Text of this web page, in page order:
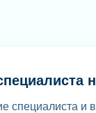
специалиста и